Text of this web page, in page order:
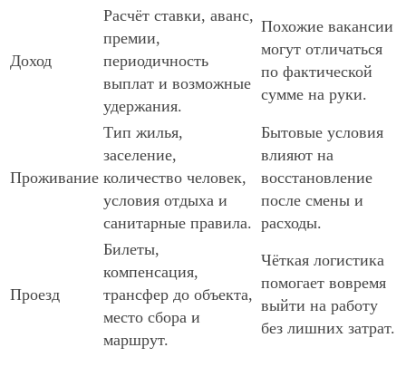
Доход
Расчёт ставки, аванс,
премии,
периодичность
выплат и возможные
удержания.
Похожие вакансии
могут отличаться
по фактической
сумме на руки.
Проживание
Тип жилья,
заселение,
количество человек,
условия отдыха и
санитарные правила.
Бытовые условия
влияют на
восстановление
после смены и
расходы.
Проезд
Билеты,
компенсация,
трансфер до объекта,
место сбора и
маршрут.
Чёткая логистика
помогает вовремя
выйти на работу
без лишних затрат.